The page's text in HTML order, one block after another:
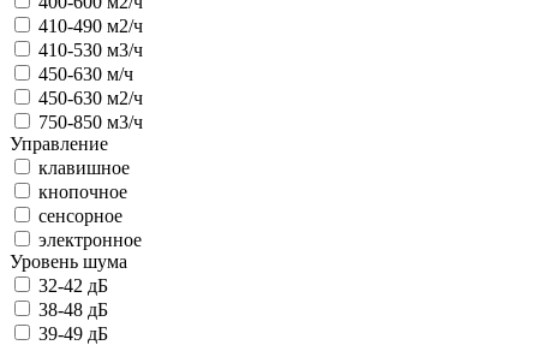
410-490 м2/ч
410-530 м3/ч
450-630 м/ч
450-630 м2/ч
750-850 м3/ч
Управление
клавишное
кнопочное
сенсорное
электронное
Уровень шума
32-42 дБ
38-48 дБ
39-49 дБ